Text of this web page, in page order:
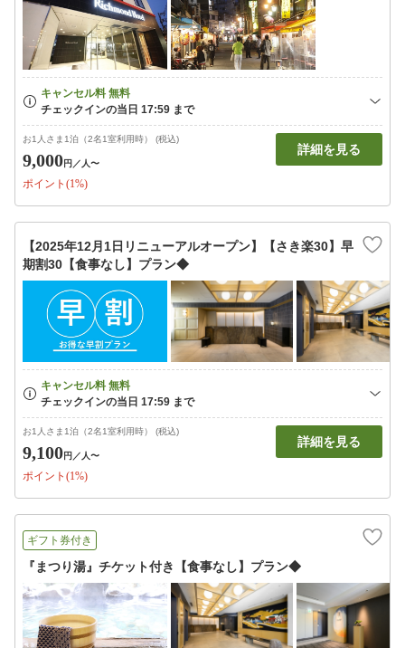
お1人さま1泊（2名1室利用時） (税込)
9,000円 ／人〜
ポイント(1%)
詳細を見る
【2025年12月1日リニューアルオープン】【さき楽30】早
期割30【食事なし】プラン◆
お1人さま1泊（2名1室利用時） (税込)
9,100円 ／人〜
ポイント(1%)
詳細を見る
ギフト券付き
『まつり湯』チケット付き【食事なし】プラン◆